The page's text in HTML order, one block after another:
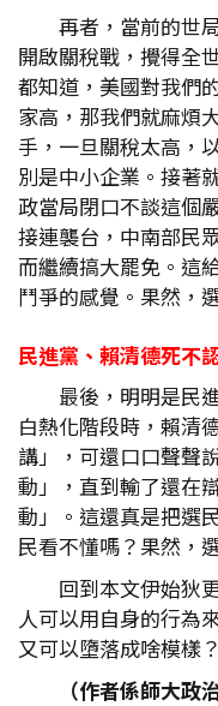
再者，當前的世
開啟關稅戰，攪得全
都知道，美國對我們
家高，那我們就麻煩
手，一旦關稅太高，
別是中小企業。接著
政當局閉口不談這個
接連襲台，中南部民
而繼續搞大罷免。這
鬥爭的感覺。果然，
民進黨、賴清德死
最後，明明是民
白熱化階段時，賴清
講」，可還口口聲聲
動」，直到輸了還在
動」。這還真是把選
民看不懂嗎？果然，
回到本文伊始狄
人可以用自身的行為
又可以墮落成啥模樣？
（作者係師大政